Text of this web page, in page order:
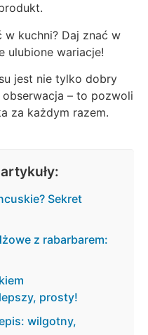
w kuchni? Daj znać w
ulubione wariacje!
jest nie tylko dobry
– to pozwoli
za każdym razem.
Sekret
z rabarbarem:
prosty!
wilgotny,